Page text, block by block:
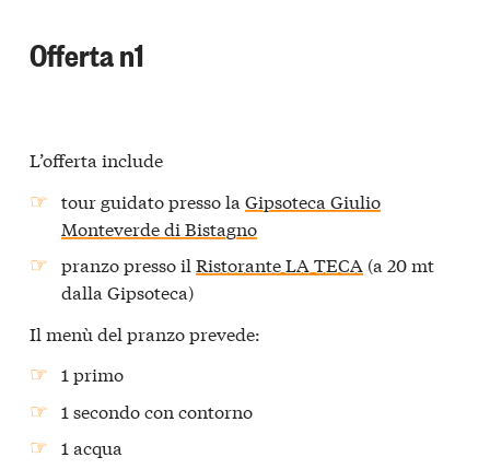
Offerta n1
L’offerta include
tour guidato presso laGipsoteca Giulio
Monteverde di Bistagno
pranzo presso ilRistorante LA TECA (a 20 mt
dalla Gipsoteca)
Il menù del pranzo prevede:
1 primo
1 secondo con contorno
1 acqua